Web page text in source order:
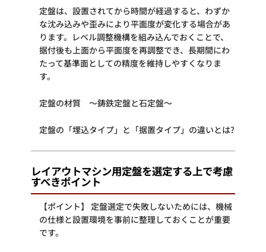
定盤は、設置されてから時間が経過すると、わずか
な沈み込みや歪みにより平面度が変化する場合があ
ります。レベル調整機構を組み込んでおくことで、
据付後も上面から平面度を再調整でき、長期間にわ
たって基準面としての精度を維持しやすくなりま
す。
定盤の材質 ～鋳鉄定盤と石定盤～
定盤の「埋込タイプ」と「据置タイプ」の違いとは?
レイアウトマシン用定盤を選定する上で考慮
すべきポイント
【ポイント】 定盤選定で失敗しないためには、機械
の仕様と設置環境を事前に整理しておくことが重要
です。